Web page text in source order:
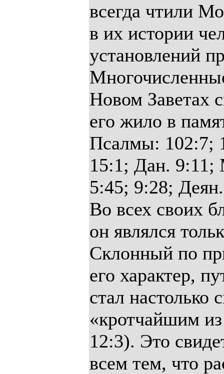
всегда чтили
в их истории
установлений
Новом Заветах
его жило в
Псалмы: 102:7;
15:1; Дан. 9:11;
5:45; 9:28;
Во всех своих
он являлся
Склонный по
его характер,
стал настолько
«кротчайшим
12:3). Это
всем тем, что